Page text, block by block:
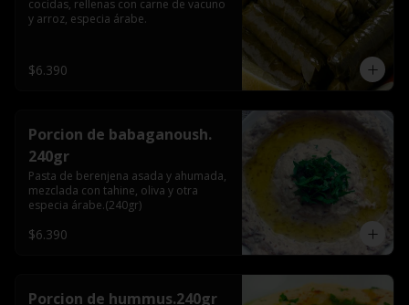
cocidas, rellenas con carne de vacuno
y arroz, especia árabe.
$6.390
Porcion de babaganoush.
240gr
Pasta de berenjena asada y ahumada,
mezclada con tahine, oliva y otra
especia árabe.(240gr)
$6.390
Porcion de hummus.240gr